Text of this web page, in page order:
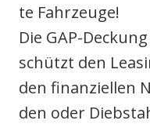
te Fahr­zeu­ge!
Die GAP-
schützt den
den finan­zi­el­len
den oder